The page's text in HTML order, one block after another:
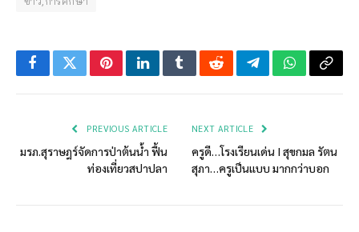
FacebookTwitterPinterestLinkedInTumblrRedditTelegramWhatsApp
Copy
PREVIOUS ARTICLE
มรภ.สุราษฎร์จัดการป่าต้นน้ำ ฟื้น
ท่องเที่ยวสปาปลา
NEXT ARTICLE
ครูดี…โรงเรียนเด่น I สุขกมล รัตน
สุภา…ครูเป็นแบบ มากกว่าบอก